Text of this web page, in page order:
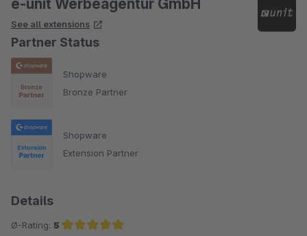
e-unit Werbeagentur GmbH
See all extensions
Partner Status
Shopware
Bronze Partner
Shopware
Extension Partner
Details
Ø-Rating: 5